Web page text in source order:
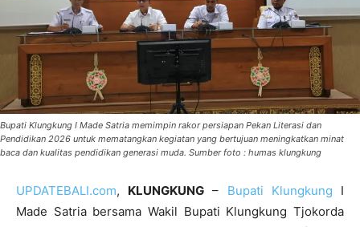
Bupati Klungkung I Made Satria memimpin rakor persiapan Pekan Literasi dan
Pendidikan 2026 untuk mematangkan kegiatan yang bertujuan meningkatkan minat
baca dan kualitas pendidikan generasi muda. Sumber foto : humas klungkung
UPDATEBALI.com, KLUNGKUNG – Bupati Klungkung I
Made Satria bersama Wakil Bupati Klungkung Tjokorda